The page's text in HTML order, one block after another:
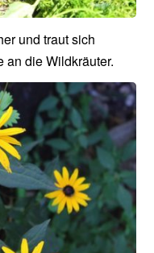
und traut sich
an die Wildkräuter.